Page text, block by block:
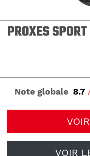
PROXES
Note globale 8.7
VOIR